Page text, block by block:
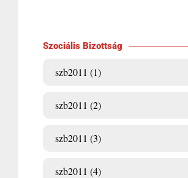
Szociális Bizottság
szb2011 (1)
szb2011 (2)
szb2011 (3)
szb2011 (4)